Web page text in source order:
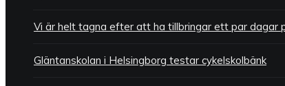
Vi är helt tagna efter att ha tillbringar ett par dagar
Gläntanskolan i Helsingborg testar cykelskolbänk